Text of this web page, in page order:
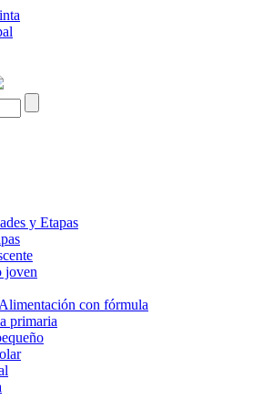
y Etapas
joven
Alimentación con fórmula
primaria